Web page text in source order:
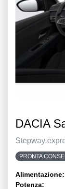
DACIA
Stepway
PRONTA
Alimentazione:
Potenza: